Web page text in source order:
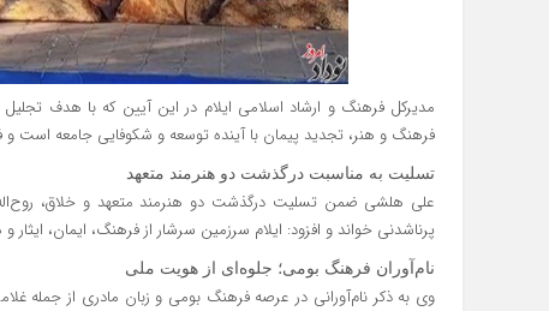
مدیرکل فرهنگ و ارشاد اسلامی ایلام در این آیین که با هدف تجلیل
فرهنگ و هنر، تجدید پیمان با آینده توسعه و شکوفایی جامعه
تسلیت به مناسبت درگذشت دو هنرمند متعهد
علی هلشی ضمن تسلیت درگذشت دو هنرمند متعهد و خلاق،
پرناشدنی خواند و افزود: ایلام سرزمین سرشار از فرهنگ، ایمان، ایثار
نام‌آوران فرهنگ بومی؛ جلوه‌ای از هویت ملی
وی به ذکر نام‌آورانی در عرصه فرهنگ بومی و زبان مادری از جمله